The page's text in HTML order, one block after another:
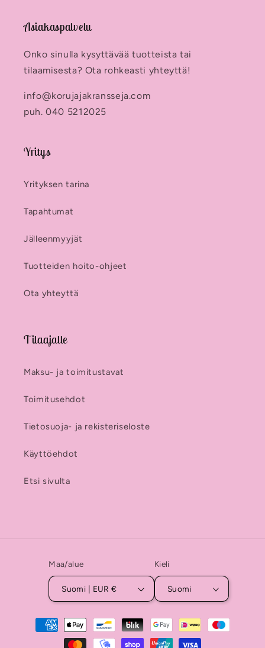
Asiakaspalvelu
Onko sinulla kysyttävää tuotteista tai
tilaamisesta? Ota rohkeasti yhteyttä!
info@korujajakransseja.com
puh. 040 5212025
Yritys
Yrityksen tarina
Tapahtumat
Jälleenmyyjät
Tuotteiden hoito-ohjeet
Ota yhteyttä
Tilaajalle
Maksu- ja toimitustavat
Toimitusehdot
Tietosuoja- ja rekisteriseloste
Käyttöehdot
Etsi sivulta
Maa/alue
Suomi | EUR €
Kieli
Suomi
Maksutavat